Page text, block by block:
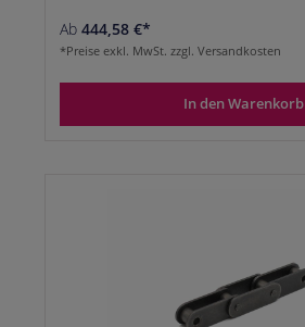
Ab 444,58 €*
*Preise exkl. MwSt. zzgl. Versandkosten
In den Warenkorb